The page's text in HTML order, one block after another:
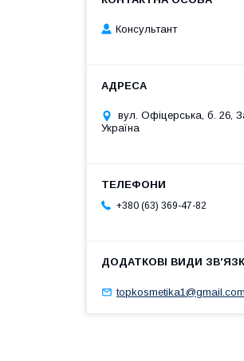
Консультант
вул. Офіцерська, б. 26,
Україна
+380 (63) 369-47-82
topkosmetika1@gmail.com